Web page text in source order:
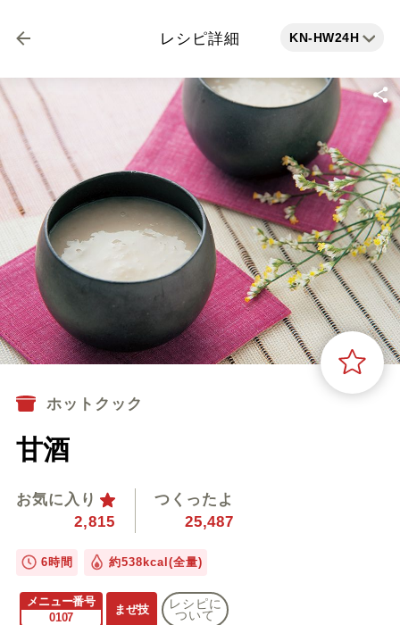
レシピ詳細 KN-HW24H
ホットクック
甘酒
お気に入り
2,815
つくったよ
25,487
6時間 約538kcal(全量)
メニュー番号
0107
まぜ技
レシピに
ついて